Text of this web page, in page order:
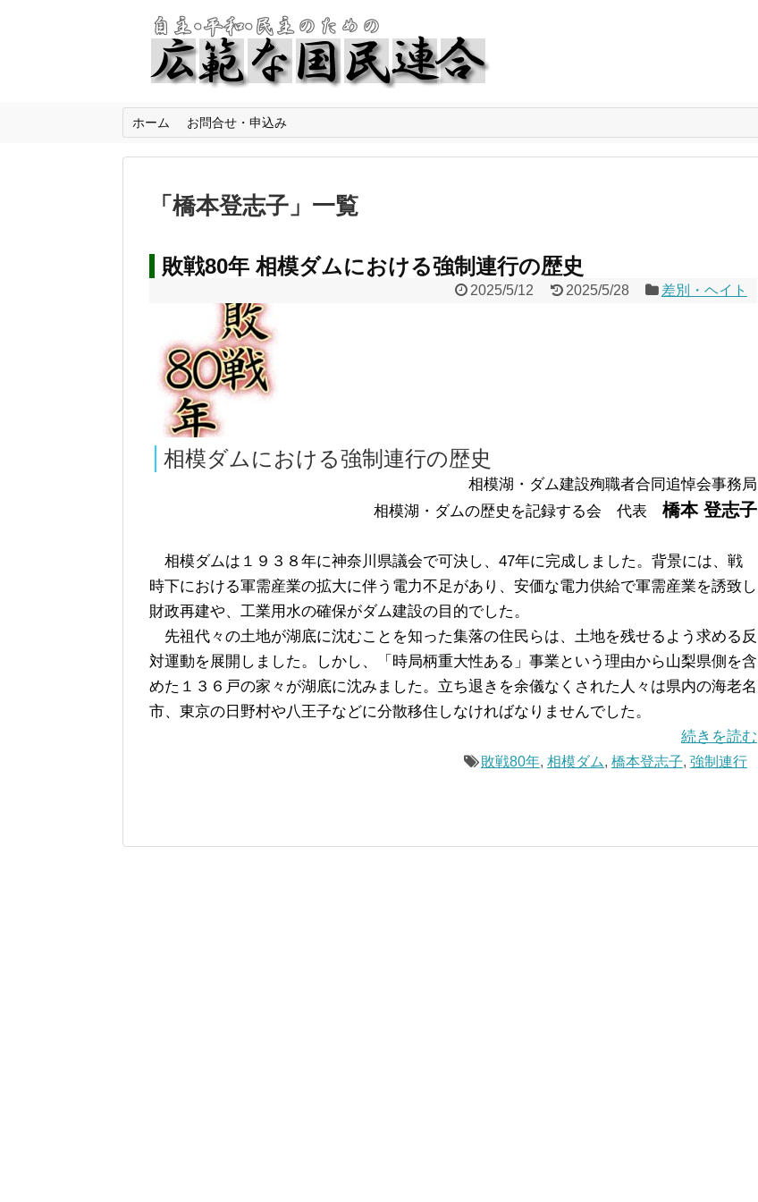
ホーム お問合せ・申込み
「 橋本登志子 」 一覧
敗戦80年 相模ダムにおける強制連行の歴史
2025/5/12 2025/5/28 差別・ヘイト
相模ダムにおける強制連行の歴史
相模湖・ダム建設殉職者合同追悼会事務局
相模湖・ダムの歴史を記録する会 代表 橋本 登志子
相模ダムは１９３８年に神奈川県議会で可決し、47年に完成しました。背景には、戦
時下における軍需産業の拡大に伴う電力不足があり、安価な電力供給で軍需産業を誘致し
財政再建や、工業用水の確保がダム建設の目的でした。
先祖代々の土地が湖底に沈むことを知った集落の住民らは、土地を残せるよう求める反
対運動を展開しました。しかし、「時局柄重大性ある」事業という理由から山梨県側を含
めた１３６戸の家々が湖底に沈みました。立ち退きを余儀なくされた人々は県内の海老名
市、東京の日野村や八王子などに分散移住しなければなりませんでした。
続きを読む
敗戦80年, 相模ダム, 橋本登志子, 強制連行